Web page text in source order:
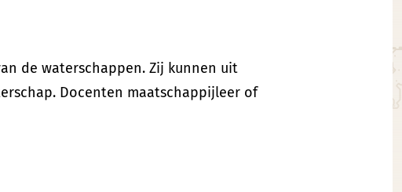
de waterschappen. Zij kunnen uit
Docenten maatschappijleer of